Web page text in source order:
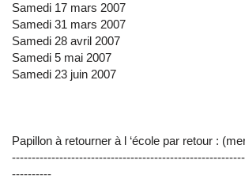
Samedi 17 mars 2007
Samedi 31 mars 2007
Samedi 28 avril 2007
Samedi 5 mai 2007
Samedi 23 juin 2007
Papillon à retourner à l ‘école par retour :
----------